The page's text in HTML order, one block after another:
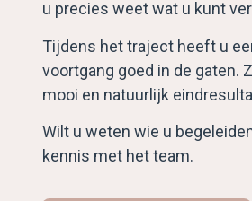
u precies weet wat u kunt
Tijdens het traject heeft u
voortgang goed in de gaten.
mooi en natuurlijk
Wilt u weten wie u
kennis met het team.